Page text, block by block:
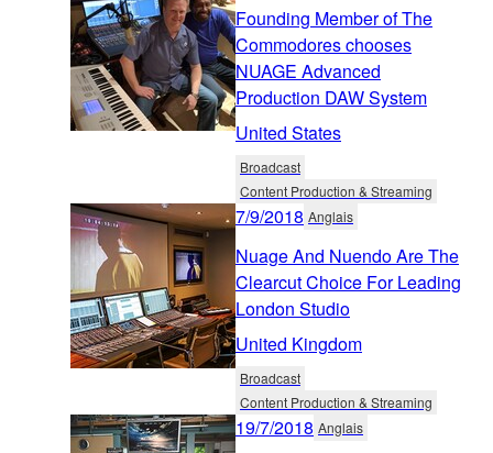
Founding Member of The
Commodores chooses
NUAGE Advanced
Production DAW System
United States
Broadcast
Content Production & Streaming
7/9/2018 Anglais
Nuage And Nuendo Are The
Clearcut Choice For Leading
London Studio
United Kingdom
Broadcast
Content Production & Streaming
19/7/2018 Anglais